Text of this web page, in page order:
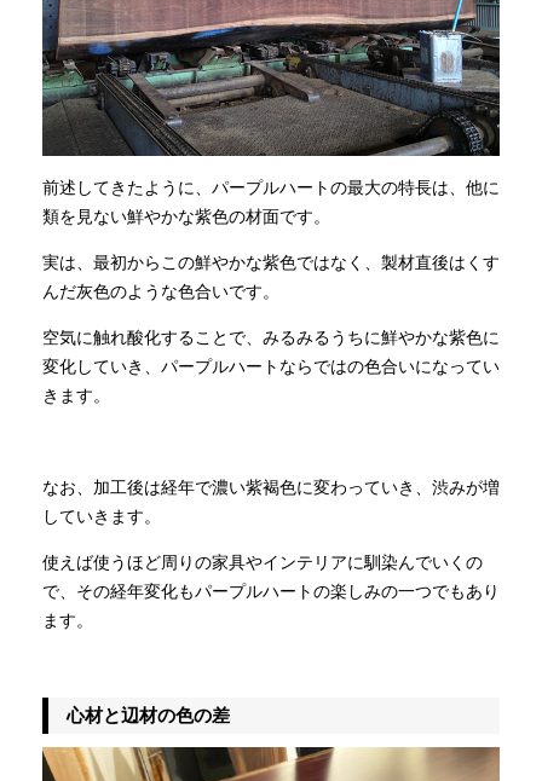
前述してきたように、パープルハートの最大の特長は、他に
類を見ない鮮やかな紫色の材面です。
実は、最初からこの鮮やかな紫色ではなく、製材直後はくす
んだ灰色のような色合いです。
空気に触れ酸化することで、みるみるうちに鮮やかな紫色に
変化していき、パープルハートならではの色合いになってい
きます。
なお、加工後は経年で濃い紫褐色に変わっていき、渋みが増
していきます。
使えば使うほど周りの家具やインテリアに馴染んでいくの
で、その経年変化もパープルハートの楽しみの一つでもあり
ます。
心材と辺材の色の差